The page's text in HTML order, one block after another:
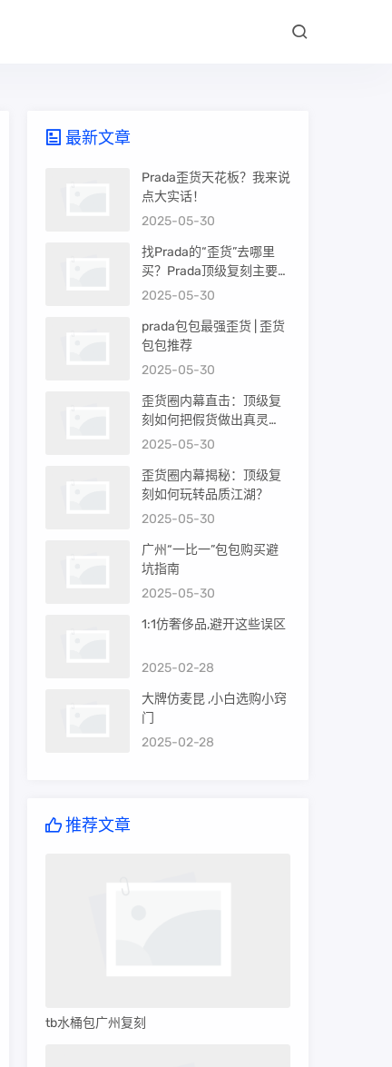
最新文章
Prada歪货天花板？我来说
点大实话！
2025-05-30
找Prada的“歪货”去哪里
买？Prada顶级复刻主要渠
道盘点
2025-05-30
prada包包最强歪货 | 歪货
包包推荐
2025-05-30
歪货圈内幕直击：顶级复
刻如何把假货做出真灵
魂？
2025-05-30
歪货圈内幕揭秘：顶级复
刻如何玩转品质江湖？
2025-05-30
广州“一比一”包包购买避
坑指南
2025-05-30
1:1仿奢侈品,避开这些误区
2025-02-28
大牌仿麦昆 ,小白选购小窍
门
2025-02-28
推荐文章
tb水桶包广州复刻